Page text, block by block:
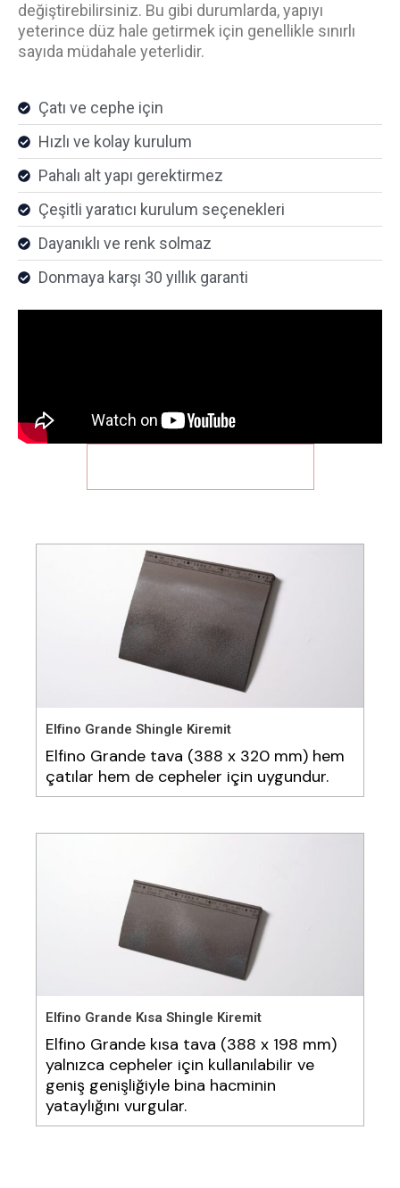
değiştirebilirsiniz. Bu gibi durumlarda, yapıyı
yeterince düz hale getirmek için genellikle sınırlı
sayıda müdahale yeterlidir.
Çatı ve cephe için
Hızlı ve kolay kurulum
Pahalı alt yapı gerektirmez
Çeşitli yaratıcı kurulum seçenekleri
Dayanıklı ve renk solmaz
Donmaya karşı 30 yıllık garanti
Elfino Grande Shingle Kiremit
Elfino Grande tava (388 x 320 mm) hem
çatılar hem de cepheler için uygundur.
Elfino Grande Kısa Shingle Kiremit
Elfino Grande kısa tava (388 x 198 mm)
yalnızca cepheler için kullanılabilir ve
geniş genişliğiyle bina hacminin
yataylığını vurgular.